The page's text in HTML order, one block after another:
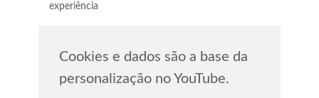
experiência
Cookies e dados são a base da
personalização no YouTube.